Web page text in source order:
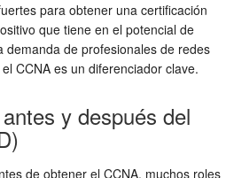
para obtener una certificación
que tiene en el potencial de
demanda de profesionales de redes
CCNA es un diferenciador clave.
y después del
de obtener el CCNA, muchos roles